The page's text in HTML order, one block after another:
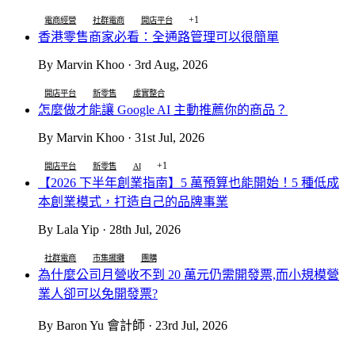
電商經營 社群電商 開店平台 +1
香港零售商家必看：全通路管理可以很簡單
By Marvin Khoo · 3rd Aug, 2026
開店平台 新零售 虛實整合
怎麼做才能讓 Google AI 主動推薦你的商品？
By Marvin Khoo · 31st Jul, 2026
開店平台 新零售 AI +1
【2026 下半年創業指南】5 萬預算也能開始！5 種低成
本創業模式，打造自己的品牌事業
By Lala Yip · 28th Jul, 2026
社群電商 市集擺攤 團購
為什麼公司月營收不到 20 萬元仍需開發票,而小規模營
業人卻可以免開發票?
By Baron Yu 會計師 · 23rd Jul, 2026